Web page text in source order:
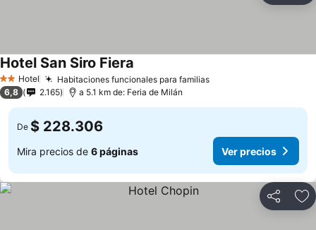
2 Estrellas
Hotel Habitaciones funcionales para familias
Hotel San Siro Fiera
6,8 2.165 a 5.1 km de: Feria de Milán
De $ 228.306
Mira precios de 6 páginas Ver precios
Compartir